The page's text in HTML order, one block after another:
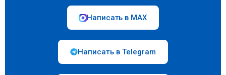
Написать в MAX
Написать в Telegram